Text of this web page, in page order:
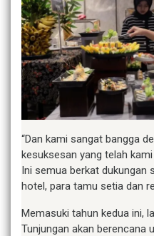
“Dan kami sangat bangga
kesuksesan yang telah
Ini semua berkat dukungan
hotel, para tamu setia dan
Memasuki tahun kedua ini,
Tunjungan akan berencana